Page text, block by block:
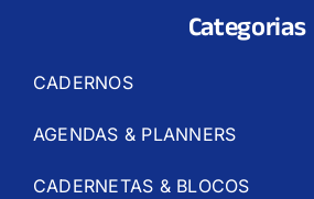
Categorias
CADERNOS
AGENDAS & PLANNERS
CADERNETAS & BLOCOS